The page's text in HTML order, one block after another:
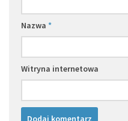
Nazwa *
Witryna internetowa